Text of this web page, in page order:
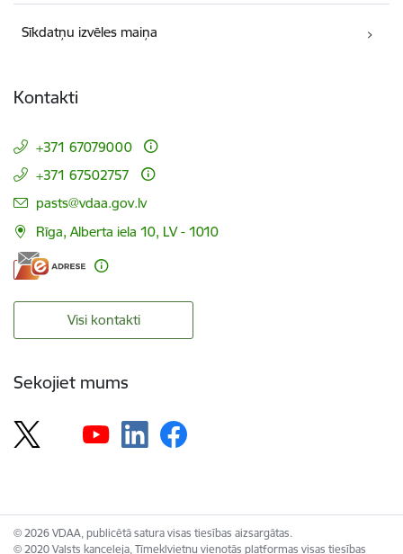
Sīkdatņu izvēles maiņa
Kontakti
+371 67079000
+371 67502757
E-pasts:
pasts@vdaa.gov.lv
Rīga, Alberta iela 10, LV - 1010
Visi kontakti
Sekojiet mums
© 2026 VDAA, publicētā satura visas tiesības aizsargātas.
© 2020 Valsts kanceleja, Tīmekļvietņu vienotās platformas visas tiesības